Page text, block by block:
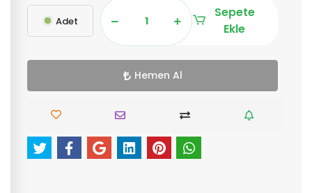
Adet
Sepete
Ekle
Hemen Al